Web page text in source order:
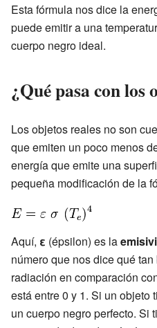
Esta fórmula nos dice la
puede emitir a una
cuerpo negro ideal.
¿Qué pasa con los
Los objetos reales no son
que emiten un poco menos
energía que emite una
pequeña modificación de la
Aquí, ε (épsilon) es la
número que nos dice qué
radiación en comparación
está entre 0 y 1. Si un objeto
un cuerpo negro perfecto. Si